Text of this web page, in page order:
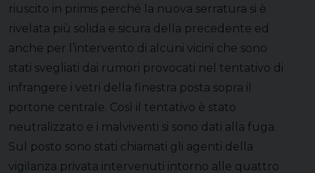
riuscito in primis perché la nuova serratura si è
rivelata più solida e sicura della precedente ed
anche per l’intervento di alcuni vicini che sono
stati svegliati dai rumori provocati nel tentativo di
infrangere i vetri della finestra posta sopra il
portone centrale. Così il tentativo è stato
neutralizzato e i malviventi si sono dati alla fuga.
Sul posto sono stati chiamati gli agenti della
vigilanza privata intervenuti intorno alle quattro